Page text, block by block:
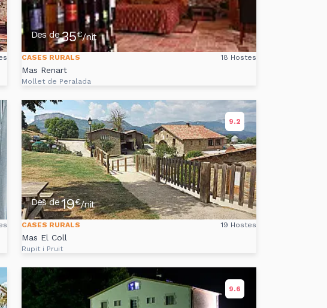
Des de35€/nit
CASES RURALS 18 Hostes
Mas Renart
Mollet de Peralada
9.2
Des de19€/nit
CASES RURALS 19 Hostes
Mas El Coll
Rupit i Pruit
9.6